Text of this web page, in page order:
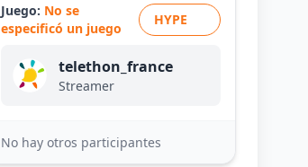
Juego: No se
especificó un juego
HYPE
telethon_france
Streamer
No hay otros participantes